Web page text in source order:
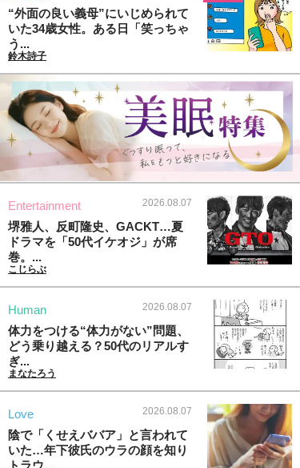
“外面の良い義母”にいじめられて
いた34歳女性。ある日「笑っちゃ
う...
鈴木詩子
Entertainment 2026.08.07
堺雅人、反町隆史、GACKT…夏
ドラマを「50代イケオジ」が席
巻。...
こじらぶ
Human 2026.08.07
体力をつける“体力がない”問題、
どう乗り越える？50代のリアルす
ぎ...
まなたろう
Love 2026.08.07
陰で「くせえババア」と言われて
いた…年下彼氏のウラの顔を知り
トラウ...